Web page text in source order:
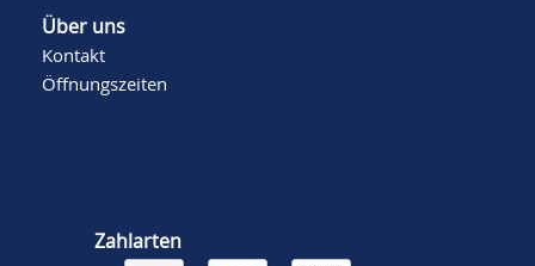
Über uns
Kontakt
Öffnungszeiten
Zahlarten